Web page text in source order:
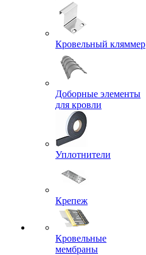
Кровельный кляммер
Доборные элементы
для кровли
Уплотнители
Крепеж
Кровельные
мембраны